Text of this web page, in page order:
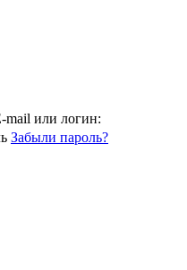
или логин:
Забыли пароль?